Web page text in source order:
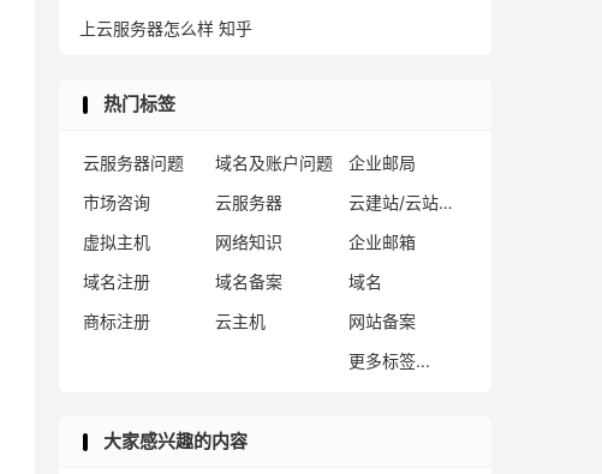
上云服务器怎么样 知乎
热门标签
云服务器问题 域名及账户问题
企业邮局
市场咨询
云服务器
云建站/云站群/小程序
虚拟主机
网络知识
企业邮箱
域名注册
域名备案
域名
商标注册
云主机
网站备案
更多标签...
大家感兴趣的内容